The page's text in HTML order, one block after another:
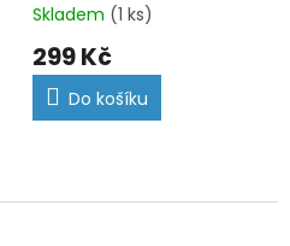
Skladem (1 ks)
299 Kč
Do košíku